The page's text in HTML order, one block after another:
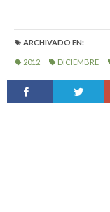
ARCHIVADO EN:
2012 DICIEMBRE